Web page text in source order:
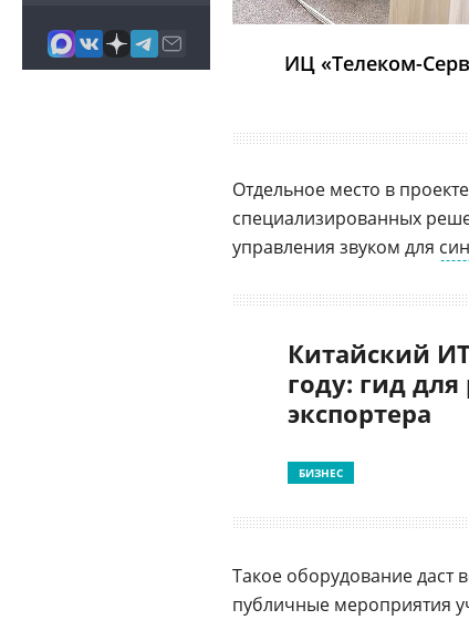
ИЦ «Телеком-
Отдельное место в
специализированных
управления звуком для
Китайский
году: гид для
экспортера
БИЗНЕС
Такое оборудование даст
публичные мероприятия